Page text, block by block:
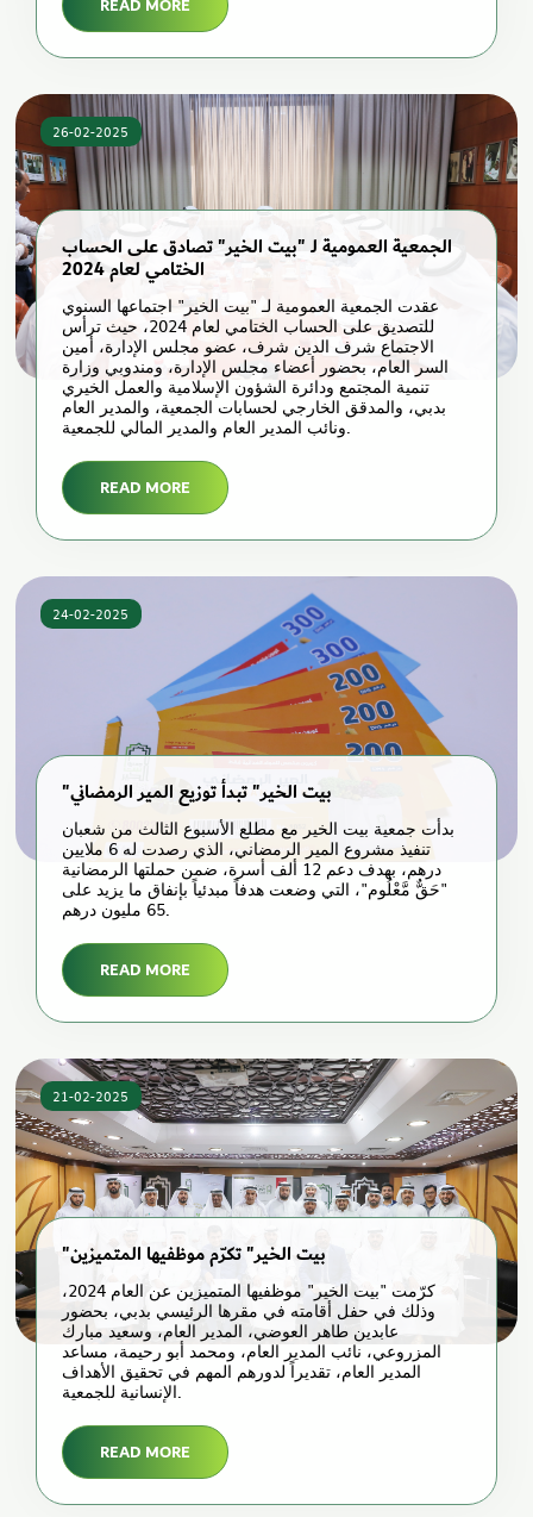
READ MORE
26-02-2025
الجمعية العمومية لـ "بيت الخير" تصادق على الحساب
الختامي لعام 2024
عقدت الجمعية العمومية لـ "بيت الخير" اجتماعها السنوي
للتصديق على الحساب الختامي لعام 2024، حيث ترأس
الاجتماع شرف الدين شرف، عضو مجلس الإدارة، أمين
السر العام، بحضور أعضاء مجلس الإدارة، ومندوبي وزارة
تنمية المجتمع ودائرة الشؤون الإسلامية والعمل الخيري
بدبي، والمدقق الخارجي لحسابات الجمعية، والمدير العام
ونائب المدير العام والمدير المالي للجمعية.
READ MORE
24-02-2025
"بيت الخير" تبدأ توزيع المير الرمضاني
بدأت جمعية بيت الخير مع مطلع الأسبوع الثالث من شعبان
تنفيذ مشروع المير الرمضاني، الذي رصدت له 6 ملايين
درهم، بهدف دعم 12 ألف أسرة، ضمن حملتها الرمضانية
"حَقٌّ مَّعْلُوم"، التي وضعت هدفاً مبدئياً بإنفاق ما يزيد على
65 مليون درهم.
READ MORE
21-02-2025
"بيت الخير" تكرّم موظفيها المتميزين
كرّمت "بيت الخير" موظفيها المتميزين عن العام 2024،
وذلك في حفل أقامته في مقرها الرئيسي بدبي، بحضور
عابدين طاهر العوضي، المدير العام، وسعيد مبارك
المزروعي، نائب المدير العام، ومحمد أبو رحيمة، مساعد
المدير العام، تقديراً لدورهم المهم في تحقيق الأهداف
الإنسانية للجمعية.
READ MORE